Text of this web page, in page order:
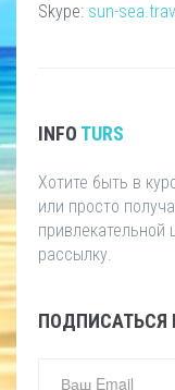
Skype: sun-
INFO TURS
Хотите быть в
или просто
привлекательной
рассылку.
ПОДПИСАТЬСЯ